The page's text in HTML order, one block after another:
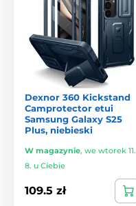
Dexnor 360 Kickstand
Camprotector etui
Samsung Galaxy S25
Plus, niebieski
W magazynie, we wtorek 11.
8. u Ciebie
109.5 zł